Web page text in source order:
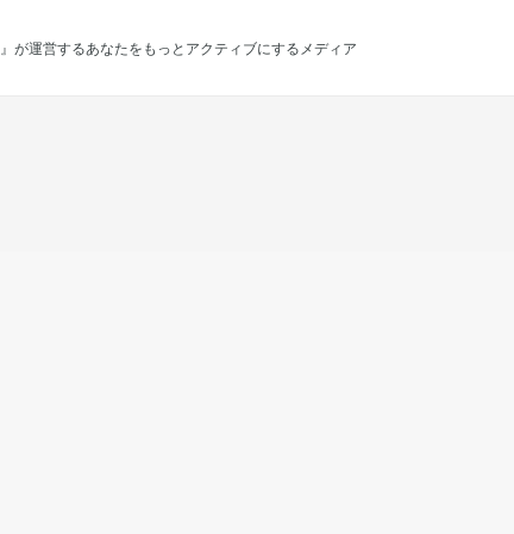
』が運営するあなたをもっとアクティブにするメディア